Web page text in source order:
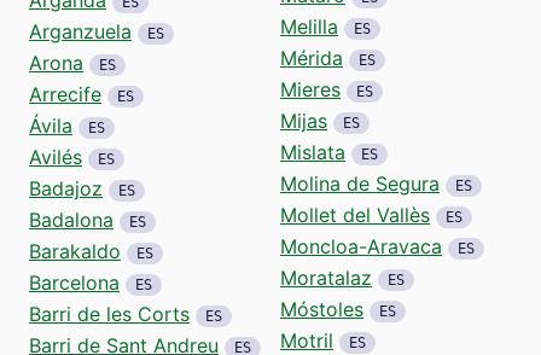
Arganzuela ES
Arona ES
Arrecife ES
Ávila ES
Avilés ES
Badajoz ES
Badalona ES
Barakaldo ES
Barcelona ES
Barri de les Corts ES
Barri de Sant Andreu ES
Melilla ES
Mérida ES
Mieres ES
Mijas ES
Mislata ES
Molina de Segura ES
Mollet del Vallès ES
Moncloa-Aravaca ES
Moratalaz ES
Móstoles ES
Motril ES